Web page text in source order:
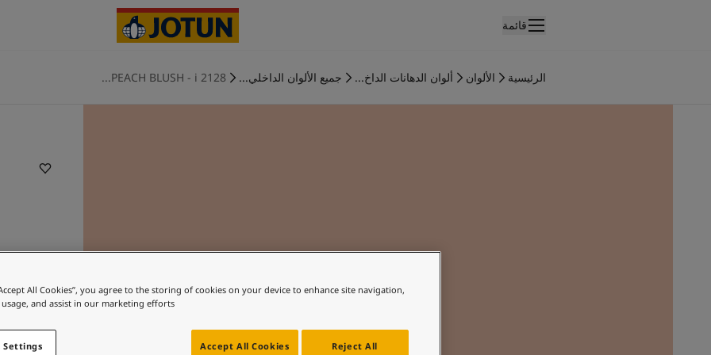
قائمة
الرئيسية الألوان ألوان الدهانات الداخ... جميع الألوان الداخلي... 2128 PEACH BLUSH - i...
All Cookies”, you agree to the storing of cookies on your device to enhance site navigation,
usage, and assist in our marketing efforts.
Reject All
Accept All Cookies
Settings